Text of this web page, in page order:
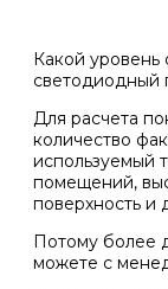
Какой уровень
светодиодный
Для расчета
количество
используемый
помещений,
поверхность и
Потому более
можете с